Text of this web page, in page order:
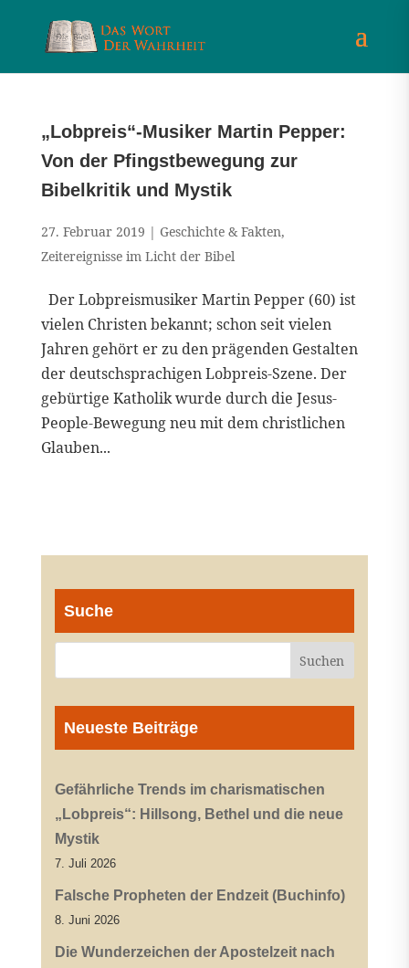
„Lobpreis“-Musiker Martin Pepper:
Von der Pfingstbewegung zur
Bibelkritik und Mystik
27. Februar 2019 | Geschichte & Fakten,
Zeitereignisse im Licht der Bibel
Der Lobpreismusiker Martin Pepper (60) ist
vielen Christen bekannt; schon seit vielen
Jahren gehört er zu den prägenden Gestalten
der deutschsprachigen Lobpreis-Szene. Der
gebürtige Katholik wurde durch die Jesus-
People-Bewegung neu mit dem christlichen
Glauben...
Suche
Neueste Beiträge
Gefährliche Trends im charismatischen
„Lobpreis“: Hillsong, Bethel und die neue
Mystik
7. Juli 2026
Falsche Propheten der Endzeit (Buchinfo)
8. Juni 2026
Die Wunderzeichen der Apostelzeit nach